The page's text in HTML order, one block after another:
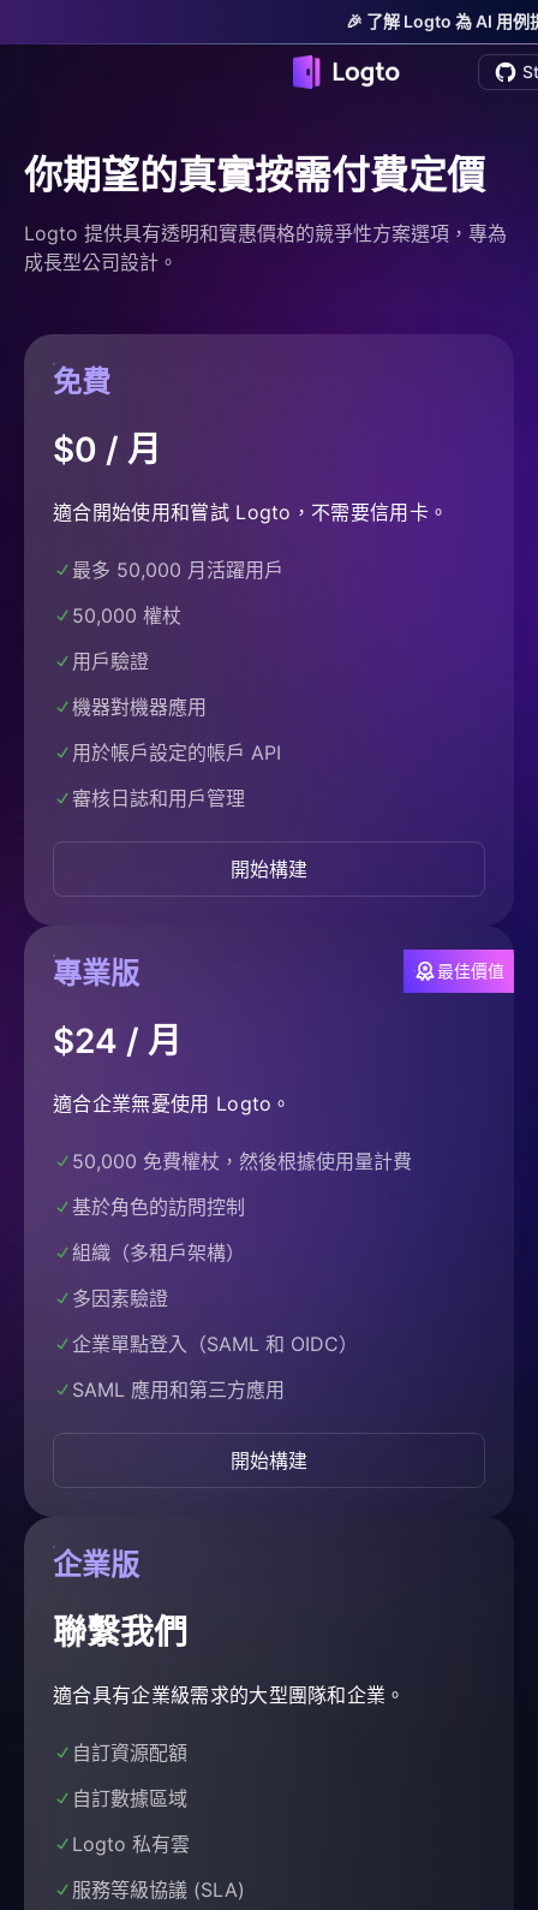
🎉 了解 Logto 為 AI 用例
你期望的真實按需付費定價
Logto 提供具有透明和實惠價格的競爭性方案選項，專為
成長型公司設計。
免費
$0 / 月
適合開始使用和嘗試 Logto，不需要信用卡。
最多 50,000 月活躍用戶
50,000 權杖
用戶驗證
機器對機器應用
用於帳戶設定的帳戶 API
審核日誌和用戶管理
開始構建
專業版 最佳價值
$24 / 月
適合企業無憂使用 Logto。
50,000 免費權杖，然後根據使用量計費
基於角色的訪問控制
組織（多租戶架構）
多因素驗證
企業單點登入（SAML 和 OIDC）
SAML 應用和第三方應用
開始構建
企業版
聯繫我們
適合具有企業級需求的大型團隊和企業。
自訂資源配額
自訂數據區域
Logto 私有雲
服務等級協議 (SLA)